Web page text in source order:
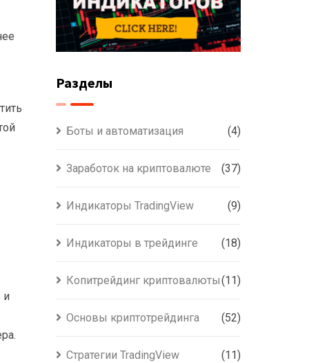
и
Разделы
Боты и автоматизация (4)
Заработок на криптовалюте (37)
Индикаторы TradingView (9)
Индикаторы в трейдинге (18)
Копитрейдинг криптовалюты(11)
Основы криптотрейдинга (52)
Стратегии TradingView (11)